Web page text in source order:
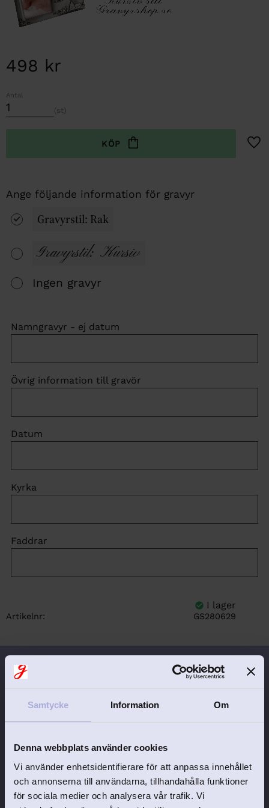
Samtycke Information Om
Denna webbplats använder cookies
Vi använder enhetsidentifierare för att anpassa innehållet
och annonserna till användarna, tillhandahålla funktioner
för sociala medier och analysera vår trafik. Vi
498 kr
Antal
st
Namngravyr - ej datum
Övrig information till gravör
Datum
Kyrka
Faddrar
Gravyrstil: Rak
Gravyrstil: Kursiv
Ingen gravyr
Artikelnr GS280629
Beskrivning
Vacker fotoram "Minne från dopet".
Namn
Dopdatum
Kyrka